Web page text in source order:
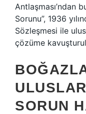
Antlaşması’ndan
Sorunu”, 1936
Sözleşmesi ile
çözüme
SORUN